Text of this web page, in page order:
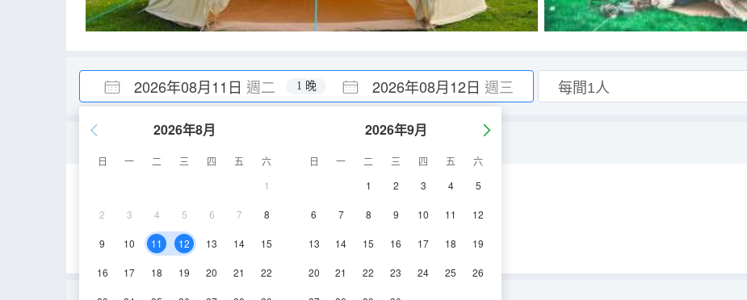
2026年08月11日 週二 2026年08月12日 週三
1 晚
2026年8月
日 一 二 三 四 五
六
1
2 3 4 5 6 7 8
9 10 11 12 13 14 15
16 17 18 19 20 21 22
2026年9月
日 一 二 三 四 五
六
1
2 3 4 5
6 7 8 9 10 11 12
13 14 15 16 17 18 19
20 21 22 23 24 25 26